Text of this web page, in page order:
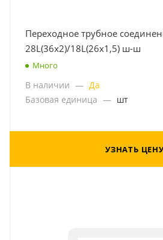
Переходное трубное
28L(36x2)/18L(26x1,5) ш-ш
Много
В наличии — Да
Базовая единица — шт
УЗНАТЬ